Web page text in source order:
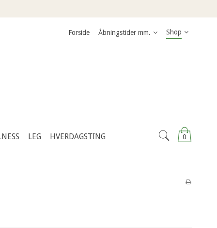
Forside Åbningstider mm. Shop
0
LEG HVERDAGSTING